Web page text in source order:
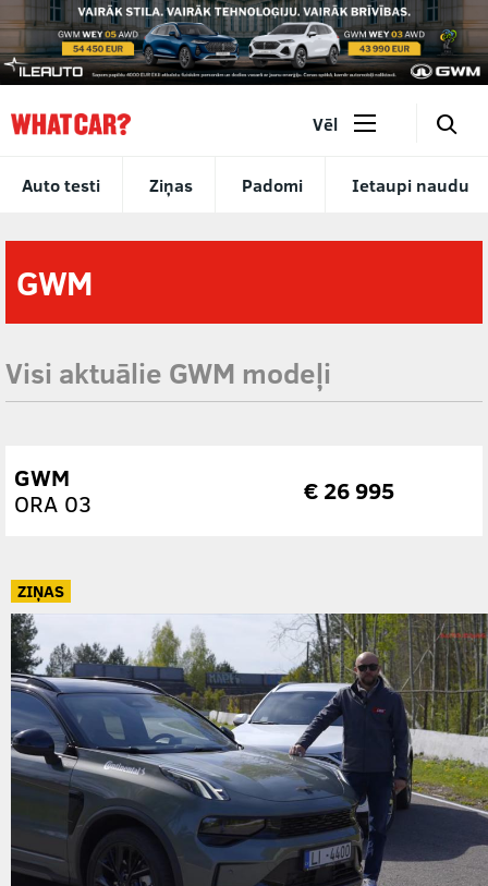
Auto testi Ziņas Padomi Ietaupi naudu
Vēl 🔎
GWM
Visi aktuālie GWM modeļi
GWM
ORA 03
€ 26 995
ZIŅAS